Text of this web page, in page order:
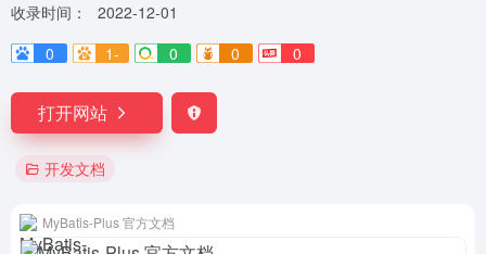
收录时间：
2022-12-01
0
1- 0 0 0
打开网站
开发文档
MyBatis-Plus 官方文档